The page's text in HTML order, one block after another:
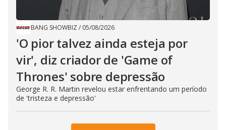
BANG SHOWBIZ / 05/08/2026
'O pior talvez ainda esteja por
vir', diz criador de 'Game of
Thrones' sobre depressão
George R. R. Martin revelou estar enfrentando um período
de 'tristeza e depressão'